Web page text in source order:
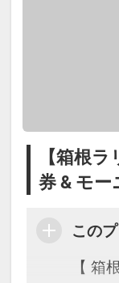
【箱根
券 & モー
この
【 箱